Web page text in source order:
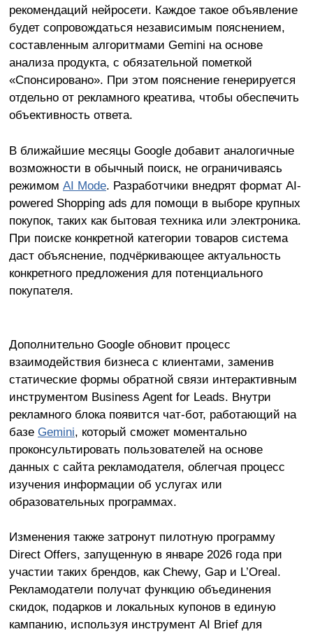
рекомендаций нейросети. Каждое такое объявление
будет сопровождаться независимым пояснением,
составленным алгоритмами Gemini на основе
анализа продукта, с обязательной пометкой
«Спонсировано». При этом пояснение генерируется
отдельно от рекламного креатива, чтобы обеспечить
объективность ответа.
В ближайшие месяцы Google добавит аналогичные
возможности в обычный поиск, не ограничиваясь
режимом AI Mode. Разработчики внедрят формат AI-
powered Shopping ads для помощи в выборе крупных
покупок, таких как бытовая техника или электроника.
При поиске конкретной категории товаров система
даст объяснение, подчёркивающее актуальность
конкретного предложения для потенциального
покупателя.
Дополнительно Google обновит процесс
взаимодействия бизнеса с клиентами, заменив
статические формы обратной связи интерактивным
инструментом Business Agent for Leads. Внутри
рекламного блока появится чат-бот, работающий на
базе Gemini, который сможет моментально
проконсультировать пользователей на основе
данных с сайта рекламодателя, облегчая процесс
изучения информации об услугах или
образовательных программах.
Изменения также затронут пилотную программу
Direct Offers, запущенную в январе 2026 года при
участии таких брендов, как Chewy, Gap и L’Oreal.
Рекламодатели получат функцию объединения
скидок, подарков и локальных купонов в единую
кампанию, используя инструмент AI Brief для